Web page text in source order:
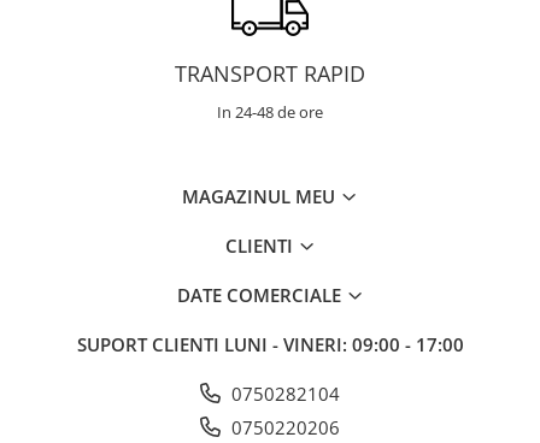
TRANSPORT RAPID
In 24-48 de ore
MAGAZINUL MEU
CLIENTI
DATE COMERCIALE
SUPORT CLIENTI LUNI - VINERI: 09:00 - 17:00
0750282104
0750220206